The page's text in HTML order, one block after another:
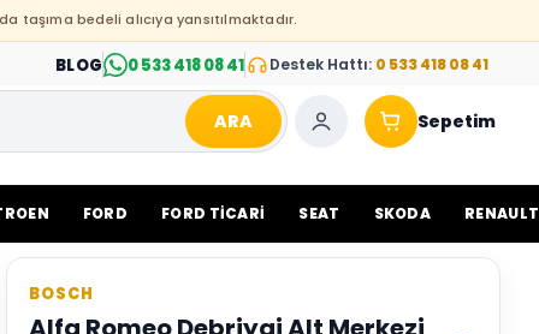
taşıma bedeli alıcıya yansıtılmaktadır.
BLOG 0 533 418 08 41 Destek Hattı: 0 533 418 08 41
ARA Sepetim
FORD FORD TİCARİ SEAT SKODA RENAULT
BOSCH